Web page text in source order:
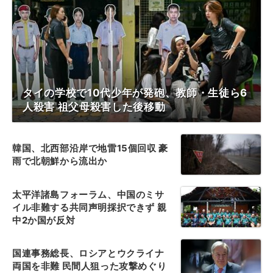
タイの学校で10代少年が発砲、教師・生徒ら6
人殺害 祖父母殺害した後移動
韓国、北西部沿岸で地雷15個回収 豪
雨で北朝鮮から流出か
太平洋諸島フォーラム、中国のミサ
イル非難する共同声明採択できず 親
中2か国が反対
国連事務総長、ロシアとウクライナ
両国を非難 民間人狙った攻撃めぐり